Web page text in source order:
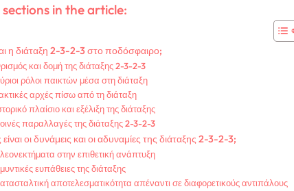
sections in the article:
η διάταξη 2-3-2-3 στο ποδόσφαιρο;
και δομή της διάταξης 2-3-2-3
ρόλοι παικτών μέσα στη διάταξη
αρχές πίσω από τη διάταξη
πλαίσιο και εξέλιξη της διάταξης
παραλλαγές της διάταξης 2-3-2-3
είναι οι δυνάμεις και οι αδυναμίες της διάταξης 2-3-2-3;
στην επιθετική ανάπτυξη
ευπάθειες της διάταξης
αποτελεσματικότητα απέναντι σε διαφορετικούς αντιπάλους